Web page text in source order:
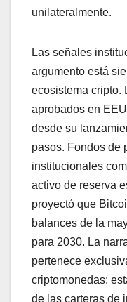
unilateralmente.
Las señales
argumento está
ecosistema cripto.
aprobados en
desde su
pasos. Fondos de
institucionales
activo de reserva
proyectó que
balances de la
para 2030. La
pertenece
criptomonedas:
de las carteras de